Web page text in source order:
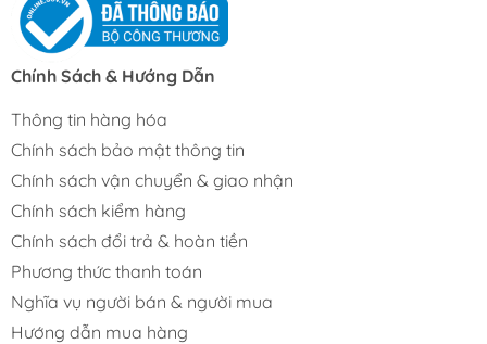
Chính Sách & Hướng Dẫn
Thông tin hàng hóa
Chính sách bảo mật thông tin
Chính sách vận chuyển & giao nhận
Chính sách kiểm hàng
Chính sách đổi trả & hoàn tiền
Phương thức thanh toán
Nghĩa vụ người bán & người mua
Hướng dẫn mua hàng